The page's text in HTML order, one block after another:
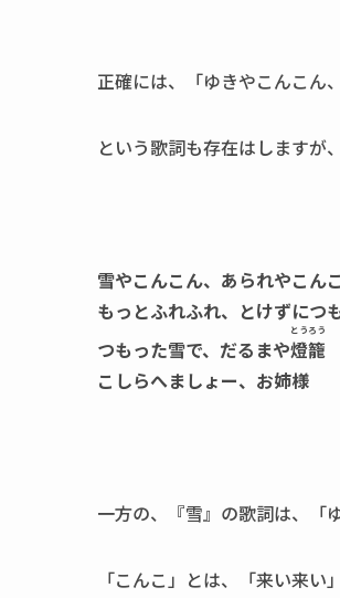
正確には、「ゆきやこんこん
という歌詞も存在はしますが
雪やこんこん、あられやこん
もっとふれふれ、とけずにつ
つもった雪で、だるまや燈籠
とうろう
こしらへましょー、お姉様
一方の、『雪』の歌詞は、「
「こんこ」とは、「来い来